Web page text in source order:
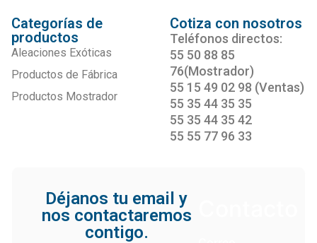
Categorías de
productos
Aleaciones Exóticas
Productos de Fábrica
Productos Mostrador
Cotiza con nosotros
Teléfonos directos:
55 50 88 85
76(Mostrador)
55 15 49 02 98 (Ventas)
55 35 44 35 35
55 35 44 35 42
55 55 77 96 33
Déjanos tu email y
nos contactaremos
contigo.